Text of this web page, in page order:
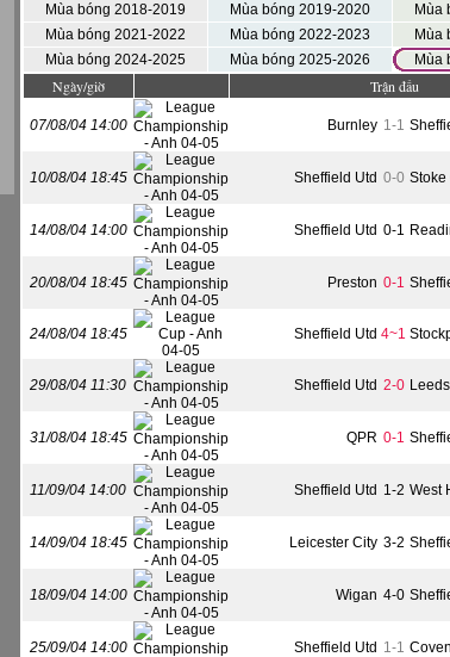
Mùa bóng 2018-2019
Mùa bóng 2019-2020
Mùa
Mùa bóng 2021-2022
Mùa bóng 2022-2023
Mùa
Mùa bóng 2024-2025
Mùa bóng 2025-2026 Mùa
Ngày/giờ Trận đấu
07/08/04 14:00 Burnley 1-1
10/08/04 18:45 Sheffield Utd 0-0 Stoke
14/08/04 14:00 Sheffield Utd 0-1
20/08/04 18:45 Preston 0-1
24/08/04 18:45 Sheffield Utd 4~1
29/08/04 11:30 Sheffield Utd 2-0
31/08/04 18:45 QPR 0-1
11/09/04 14:00 Sheffield Utd 1-2 West
14/09/04 18:45 Leicester City 3-2
18/09/04 14:00 Wigan 4-0
25/09/04 14:00 Sheffield Utd 1-1